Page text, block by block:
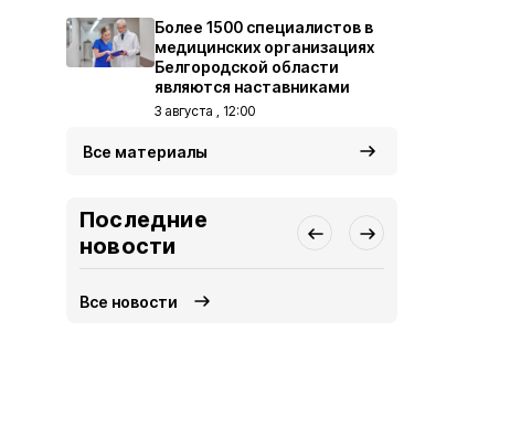
Более 1500 специалистов в
медицинских организациях
Белгородской области
являются наставниками
3 августа , 12:00
Все материалы
Последние
новости
Все новости